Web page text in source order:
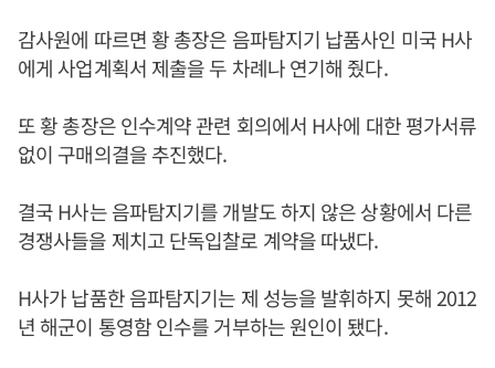
감사원에 따르면 황 총장은 음파탐지기 납품사인 미국 H사
에게 사업계획서 제출을 두 차례나 연기해 줬다.
또 황 총장은 인수계약 관련 회의에서 H사에 대한 평가서류
없이 구매의결을 추진했다.
결국 H사는 음파탐지기를 개발도 하지 않은 상황에서 다른
경쟁사들을 제치고 단독입찰로 계약을 따냈다.
H사가 납품한 음파탐지기는 제 성능을 발휘하지 못해 2012
년 해군이 통영함 인수를 거부하는 원인이 됐다.